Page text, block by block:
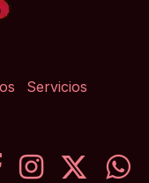
Servicios